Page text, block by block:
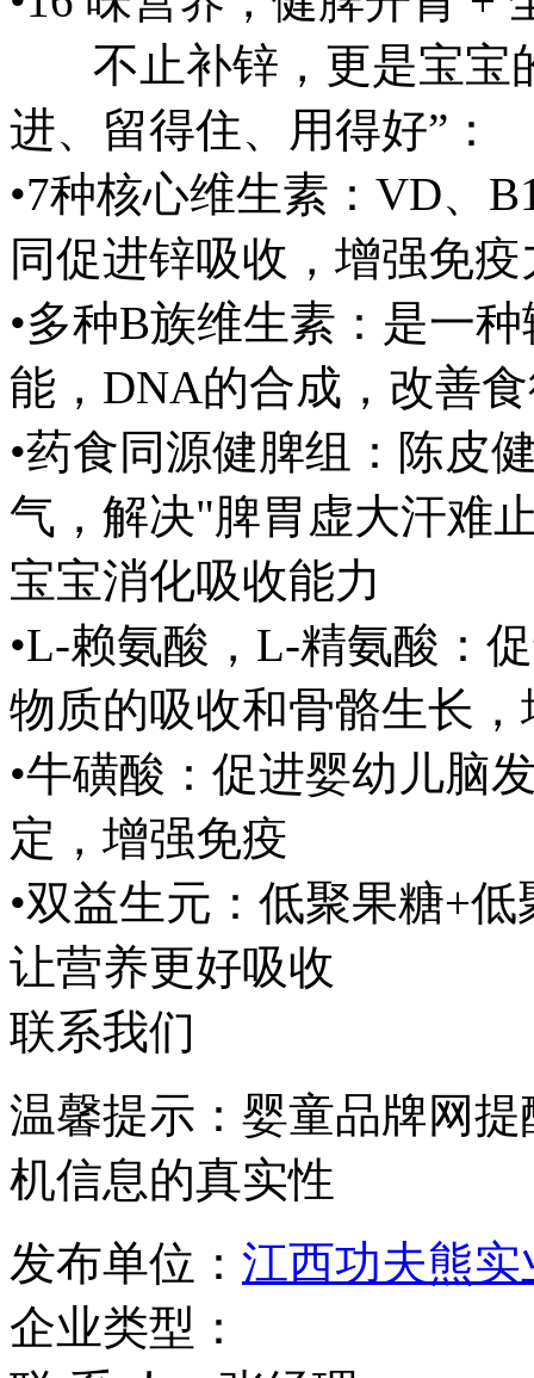
不止补锌，更是宝宝
进、留得住、用得好”：
•7种核心维生素：VD、
同促进锌吸收，增强免疫
•多种B族维生素：是一
能，DNA的合成，改善
•药食同源健脾组：陈皮
气，解决"脾胃虚大汗难
宝宝消化吸收能力
•L-赖氨酸，L-精氨酸：
物质的吸收和骨骼生长
•牛磺酸：促进婴幼儿脑
定，增强免疫
•双益生元：低聚果糖+
让营养更好吸收
联系我们
温馨提示：婴童品牌网
机信息的真实性
发布单位： 江西功夫熊
企业类型：